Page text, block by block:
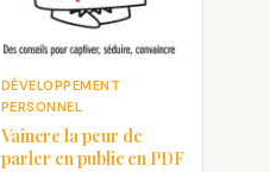
DÉVELOPPEMENT
PERSONNEL
Vaincre la peur de
parler en public en PDF